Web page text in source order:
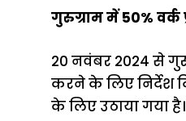
गुरुग्राम में 50% वर्क
20 नवंबर 2024 से
करने के लिए निर्देश
के लिए उठाया गया